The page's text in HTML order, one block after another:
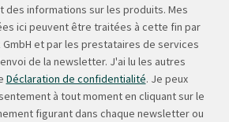
des informations sur les produits. Mes
ici peuvent être traitées à cette fin par
GmbH et par les prestataires de services
de la newsletter. J'ai lu les autres
Déclaration de confidentialité. Je peux
à tout moment en cliquant sur le
figurant dans chaque newsletter ou